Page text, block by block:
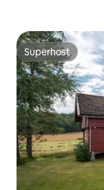
Superhost
Superhost